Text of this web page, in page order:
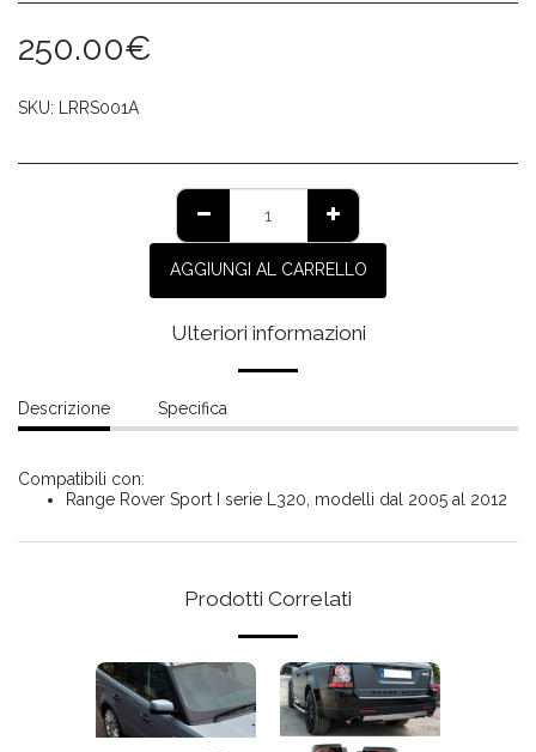
250.00€
SKU: LRRS001A
AGGIUNGI AL CARRELLO
Ulteriori informazioni
Descrizione Specifica
Compatibili con:
Range Rover Sport I serie L320, modelli dal 2005 al 2012
Prodotti Correlati